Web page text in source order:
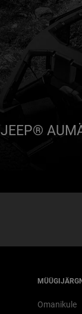
JEEP®
Omanikule